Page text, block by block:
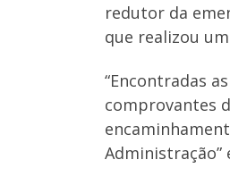
redutor da
que realizou
“Encontradas
comprovantes
Administração”